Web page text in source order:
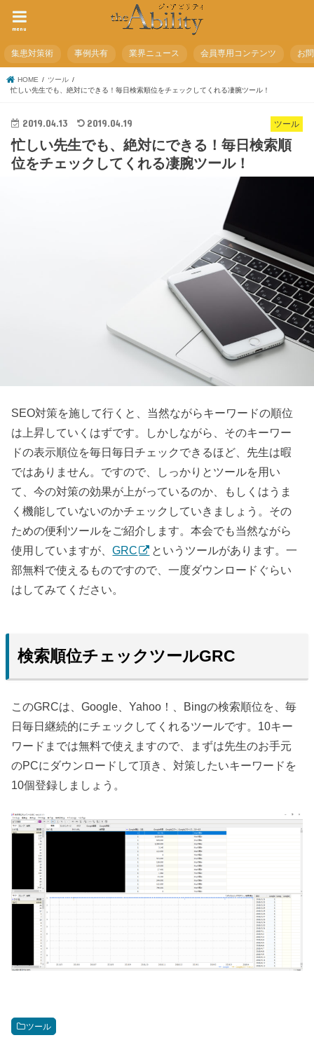
menu
集患対策術 事例共有 業界ニュース 会員専用コンテンツ お
HOME
ツール
忙しい先生でも、絶対にできる！毎日検索順位をチェックしてくれる凄腕ツール！
ツール
2019.04.13 2019.04.19
忙しい先生でも、絶対にできる！毎日検索順
位をチェックしてくれる凄腕ツール！
SEO対策を施して行くと、当然ながらキーワードの順位
は上昇していくはずです。しかしながら、そのキーワー
ドの表示順位を毎日毎日チェックできるほど、先生は暇
ではありません。ですので、しっかりとツールを用い
て、今の対策の効果が上がっているのか、もしくはうま
く機能していないのかチェックしていきましょう。その
ための便利ツールをご紹介します。本会でも当然ながら
使用していますが、GRC
というツールがあります。一
部無料で使えるものですので、一度ダウンロードぐらい
はしてみてください。
検索順位チェックツールGRC
このGRCは、Google、Yahoo！、Bingの検索順位を、毎
日毎日継続的にチェックしてくれるツールです。10キー
ワードまでは無料で使えますので、まずは先生のお手元
のPCにダウンロードして頂き、対策したいキーワードを
10個登録しましょう。
ツール